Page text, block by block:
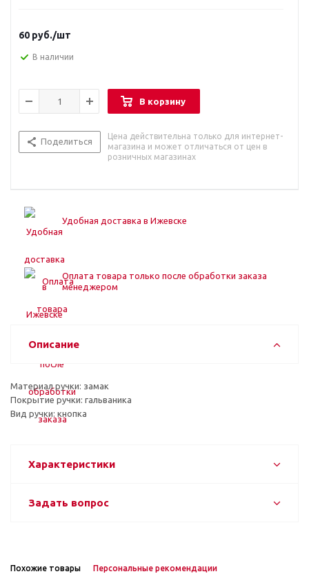
60 руб./шт
В наличии
В корзину
Поделиться
Цена действительна только для интернет-
магазина и может отличаться от цен в
розничных магазинах
Удобная доставка в Ижевске
Оплата товара только после обработки заказа
менеджером
Описание
Материал ручки: замак
Покрытие ручки: гальваника
Вид ручки: кнопка
Характеристики
Задать вопрос
Похожие товары Персональные рекомендации